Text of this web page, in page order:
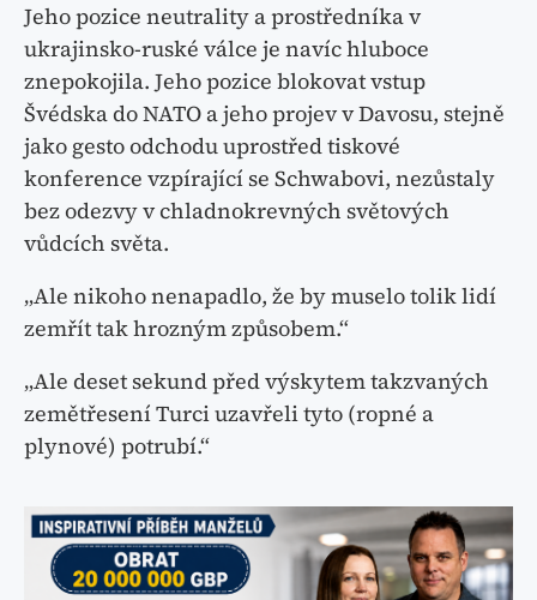
Jeho pozice neutrality a prostředníka v
ukrajinsko-ruské válce je navíc hluboce
znepokojila. Jeho pozice blokovat vstup
Švédska do NATO a jeho projev v Davosu, stejně
jako gesto odchodu uprostřed tiskové
konference vzpírající se Schwabovi, nezůstaly
bez odezvy v chladnokrevných světových
vůdcích světa.
„Ale nikoho nenapadlo, že by muselo tolik lidí
zemřít tak hrozným způsobem.“
„Ale deset sekund před výskytem takzvaných
zemětřesení Turci uzavřeli tyto (ropné a
plynové) potrubí.“